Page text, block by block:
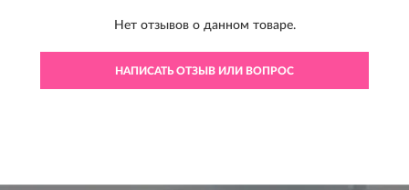
Нет отзывов о данном товаре.
НАПИСАТЬ ОТЗЫВ ИЛИ ВОПРОС